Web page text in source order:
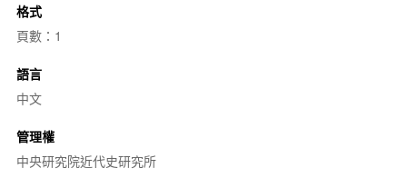
格式
頁數：1
語言
中文
管理權
中央研究院近代史研究所